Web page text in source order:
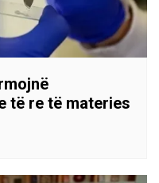
të re të materies